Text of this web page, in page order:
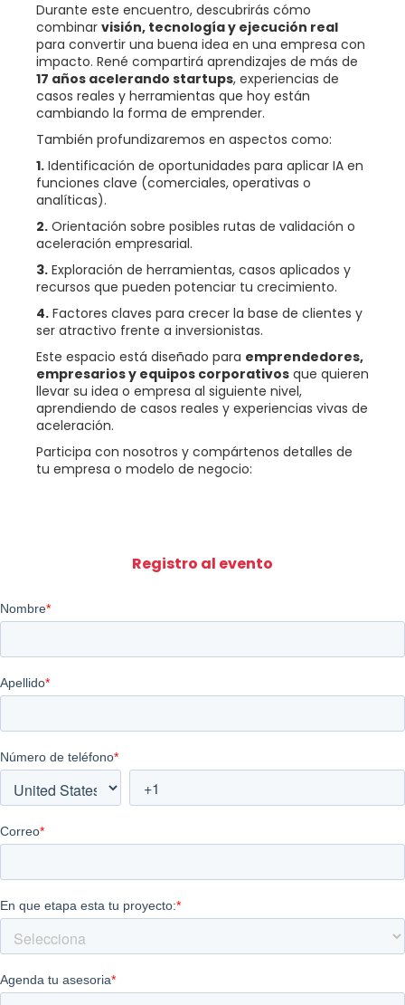
Durante este encuentro, descubrirás cómo
combinar visión, tecnología y ejecución real
para convertir una buena idea en una empresa con
impacto. René compartirá aprendizajes de más de
17 años acelerando startups, experiencias de
casos reales y herramientas que hoy están
cambiando la forma de emprender.
También profundizaremos en aspectos como:
1. Identificación de oportunidades para aplicar IA en
funciones clave (comerciales, operativas o
analíticas).
2. Orientación sobre posibles rutas de validación o
aceleración empresarial.
3. Exploración de herramientas, casos aplicados y
recursos que pueden potenciar tu crecimiento.
4. Factores claves para crecer la base de clientes y
ser atractivo frente a inversionistas.
Este espacio está diseñado para emprendedores,
empresarios y equipos corporativos que quieren
llevar su idea o empresa al siguiente nivel,
aprendiendo de casos reales y experiencias vivas de
aceleración.
Participa con nosotros y compártenos detalles de
tu empresa o modelo de negocio:
Registro al evento